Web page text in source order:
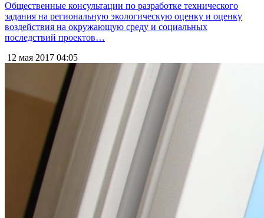
Общественные консультации по разработке технического
задания на региональную экологическую оценку и оценку
воздействия на окружающую среду и социальных
последствий проектов…
12 мая 2017 04:05